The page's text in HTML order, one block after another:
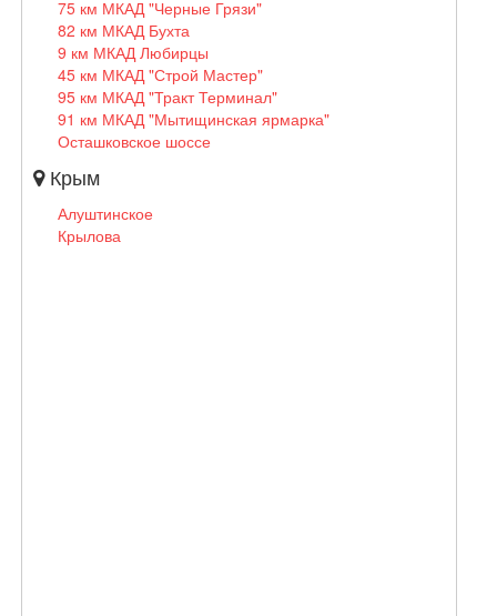
75 км МКАД "Черные Грязи"
82 км МКАД Бухта
9 км МКАД Любирцы
45 км МКАД "Строй Мастер"
95 км МКАД "Тракт Терминал"
91 км МКАД "Мытищинская ярмарка"
Осташковское шоссе
Крым
Алуштинское
Крылова